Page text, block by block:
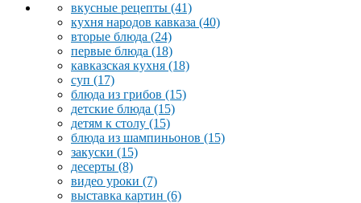
вкусные рецепты (41)
кухня народов кавказа (40)
вторые блюда (24)
первые блюда (18)
кавказская кухня (18)
суп (17)
блюда из грибов (15)
детские блюда (15)
детям к столу (15)
блюда из шампиньонов (15)
закуски (15)
десерты (8)
видео уроки (7)
выставка картин (6)